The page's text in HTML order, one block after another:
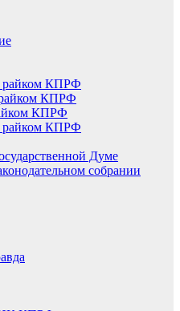
райком КПРФ
КПРФ
КПРФ
райком КПРФ
Думе
собрании